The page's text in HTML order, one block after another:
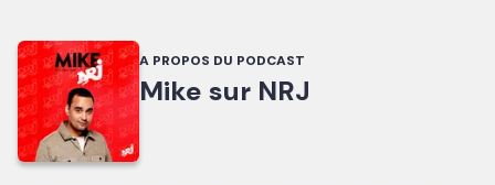
A PROPOS DU PODCAST
Mike sur NRJ